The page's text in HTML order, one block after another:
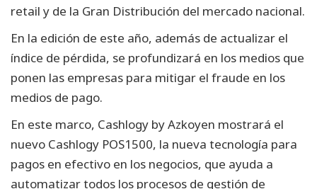
retail y de la Gran Distribución del mercado nacional.
En la edición de este año, además de actualizar el
índice de pérdida, se profundizará en los medios que
ponen las empresas para mitigar el fraude en los
medios de pago.
En este marco, Cashlogy by Azkoyen mostrará el
nuevo Cashlogy POS1500, la nueva tecnología para
pagos en efectivo en los negocios, que ayuda a
automatizar todos los procesos de gestión de